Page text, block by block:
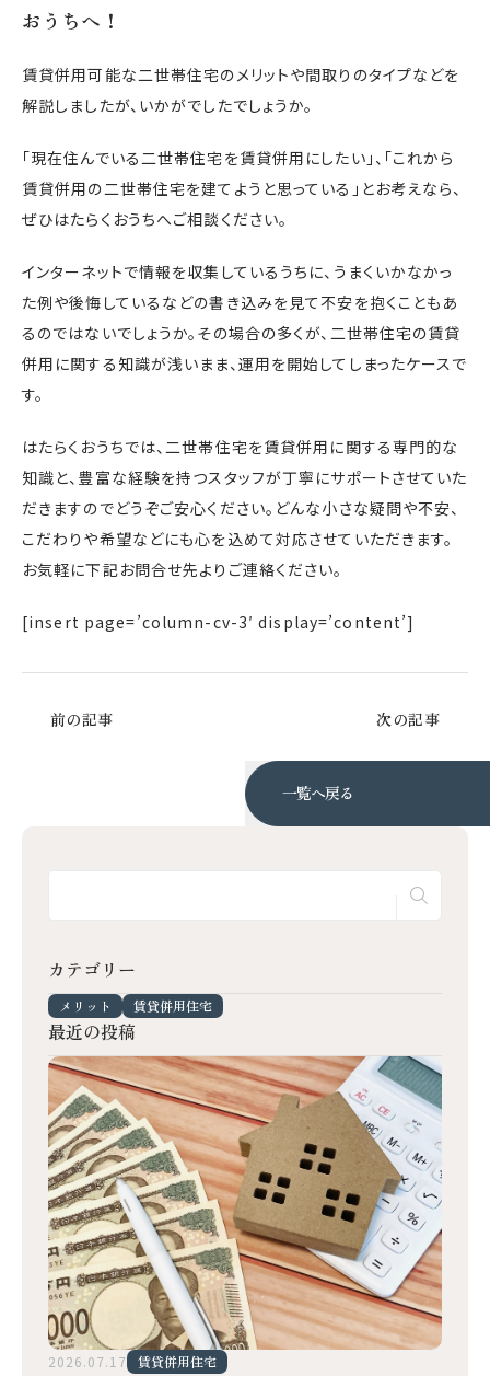
おうちへ！
賃貸併用可能な二世帯住宅のメリットや間取りのタイプなどを
解説しましたが、いかがでしたでしょうか。
「現在住んでいる二世帯住宅を賃貸併用にしたい」、「これから
賃貸併用の二世帯住宅を建てようと思っている」とお考えなら、
ぜひはたらくおうちへご相談ください。
インターネットで情報を収集しているうちに、うまくいかなかっ
た例や後悔しているなどの書き込みを見て不安を抱くこともあ
るのではないでしょうか。その場合の多くが、二世帯住宅の賃貸
併用に関する知識が浅いまま、運用を開始してしまったケースで
す。
はたらくおうちでは、二世帯住宅を賃貸併用に関する専門的な
知識と、豊富な経験を持つスタッフが丁寧にサポートさせていた
だきますのでどうぞご安心ください。どんな小さな疑問や不安、
こだわりや希望などにも心を込めて対応させていただきます。
お気軽に下記お問合せ先よりご連絡ください。
[insert page=’column-cv-3′ display=’content’]
前の記事
一覧へ戻る
次の記事
カテゴリー
メリット 賃貸併用住宅
最近の投稿
2026.07.17 賃貸併用住宅